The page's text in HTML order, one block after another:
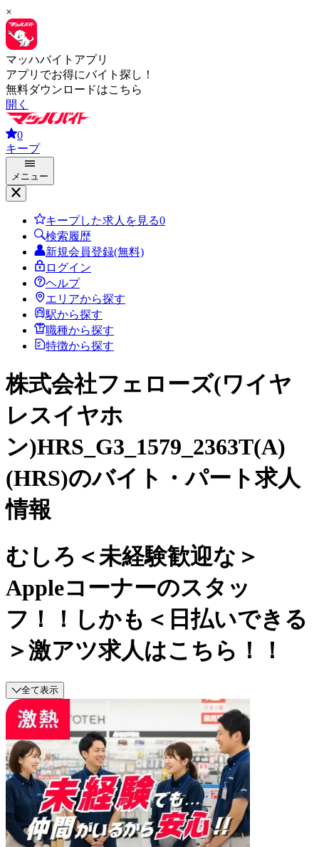
×
マッハバイトアプリ
アプリでお得にバイト探し！
無料ダウンロードはこちら
開く
0
キープ
メニュー
キープした求人を見る0
検索履歴
新規会員登録(無料)
ログイン
ヘルプ
エリアから探す
駅から探す
職種から探す
特徴から探す
株式会社フェローズ(ワイヤ
レスイヤホ
ン)HRS_G3_1579_2363T(A)
(HRS)のバイト・パート求人
情報
むしろ＜未経験歓迎な＞
Appleコーナーのスタッ
フ！！しかも＜日払いできる
＞激アツ求人はこちら！！
全て表示